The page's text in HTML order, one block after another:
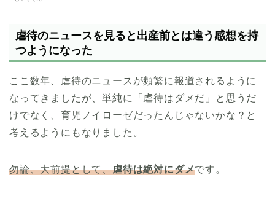
虐待のニュースを見ると出産前とは違う感想を持
つようになった
ここ数年、虐待のニュースが頻繁に報道されるように
なってきましたが、単純に「虐待はダメだ」と思うだ
けでなく、育児ノイローゼだったんじゃないかな？と
考えるようにもなりました。
勿論、大前提として、虐待は絶対にダメです。